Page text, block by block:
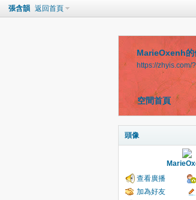
張含韻 返回首頁
MarieOxenh的
https://zhyis.com/
空間首頁
頭像
查看廣播
加為好友